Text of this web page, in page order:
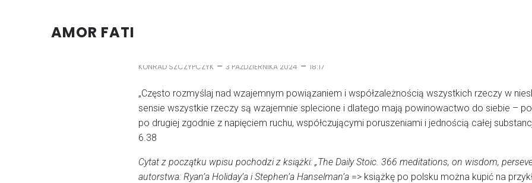
AMOR FATI
KONRAD SZCZYPCZYK – 3 PAŹDZIERNIKA 2024 – 18:17
„Często rozmyślaj nad wzajemnym powiązaniem i współzależnością wszystkich rzeczy w
sensie wszystkie rzeczy są wzajemnie splecione i dlatego mają powinowactwo do siebie –
po drugiej zgodnie z napięciem ruchu, współczującymi poruszeniami i jednością całej
6.38
Cytat z początku wpisu pochodzi z książki: „The Daily Stoic. 366 meditations, on wisdom,
autorstwa: Ryan’a Holiday’a i Stephen’a Hanselman’a => książkę po polsku można kupić na